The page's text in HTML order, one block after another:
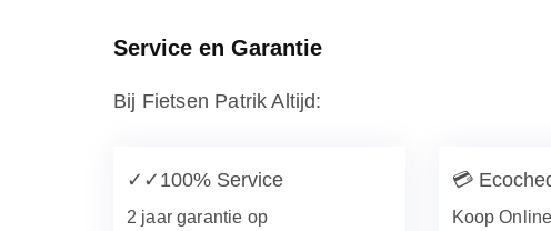
Service en Garantie
Bij Fietsen Patrik Altijd:
✓✓ 100% Service
2 jaar garantie op
💳
Koop Online